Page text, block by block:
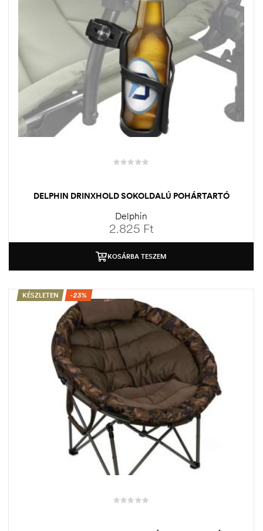
DELPHIN DRINXHOLD SOKOLDALÚ POHÁRTARTÓ
Delphin
2.825 Ft
KOSÁRBA TESZEM
KÉSZLETEN -23%